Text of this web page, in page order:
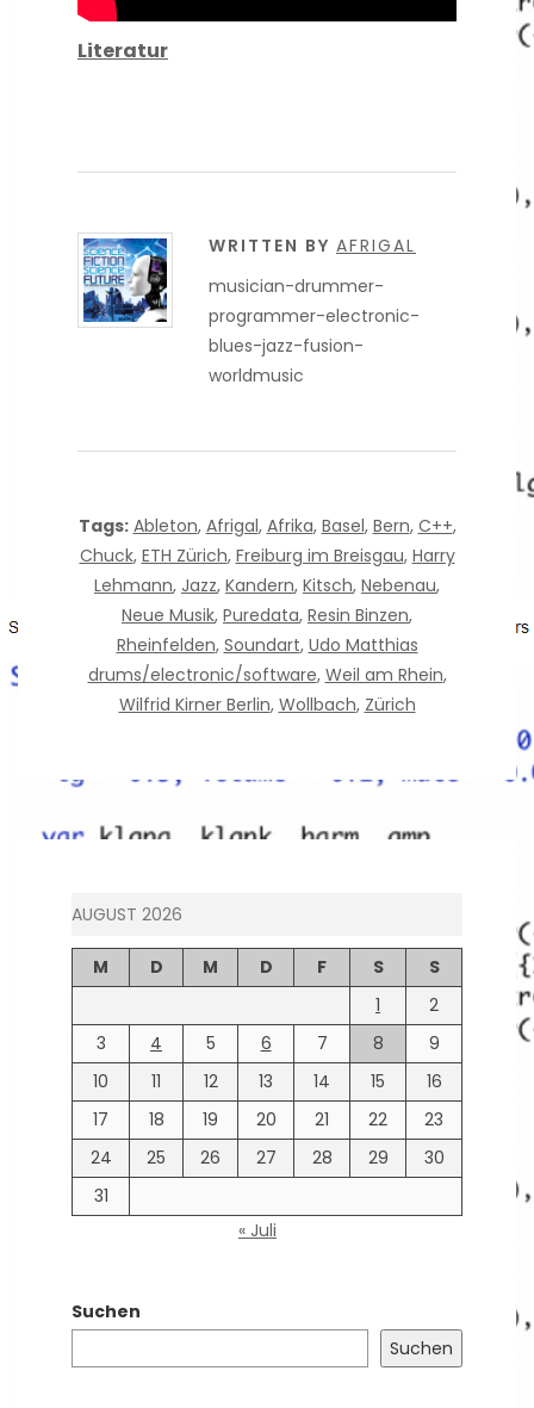
Literatur
WRITTEN BY AFRIGAL
musician-drummer-
programmer-electronic-
blues-jazz-fusion-
worldmusic
Tags: Ableton, Afrigal, Afrika, Basel, Bern, C++,
Chuck, ETH Zürich, Freiburg im Breisgau, Harry
Lehmann, Jazz, Kandern, Kitsch, Nebenau,
Neue Musik, Puredata, Resin Binzen,
Rheinfelden, Soundart, Udo Matthias
drums/electronic/software, Weil am Rhein,
Wilfrid Kirner Berlin, Wollbach, Zürich
AUGUST 2026
M D M D F S
S
1
2
3
4 5 6 7 8
9
10
11 12 13 14 15
16
17
18 19 20 21 22
23
24
25 26 27 28 29
30
31
« Juli
Suchen
Suchen